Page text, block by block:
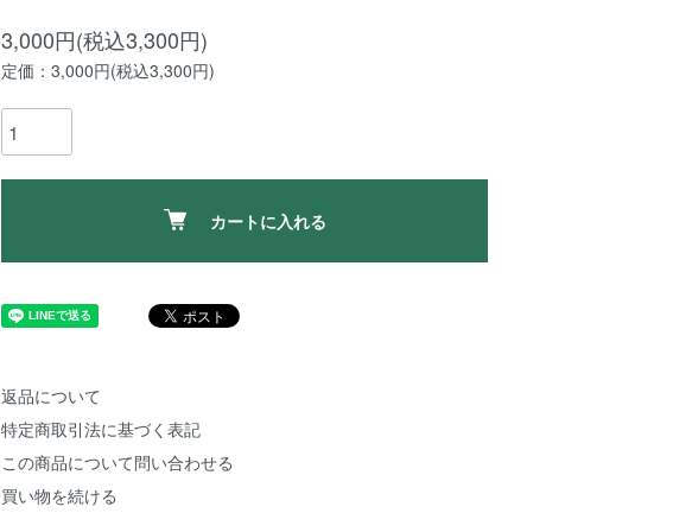
3,000円(税込3,300円)
定価：3,000円(税込3,300円)
カートに入れる
返品について
特定商取引法に基づく表記
この商品について問い合わせる
買い物を続ける